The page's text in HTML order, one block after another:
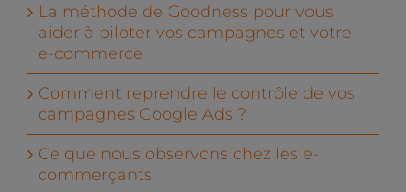
La méthode de Goodness pour vous
aider à piloter vos campagnes et votre
e-commerce
Comment reprendre le contrôle de vos
campagnes Google Ads ?
Ce que nous observons chez les e-
commerçants